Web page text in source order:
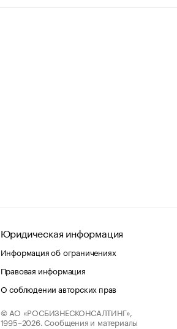
Юридическая информация
Информация об ограничениях
Правовая информация
О соблюдении авторских прав
© АО «РОСБИЗНЕСКОНСАЛТИНГ»,
1995–2026. Сообщения и материалы